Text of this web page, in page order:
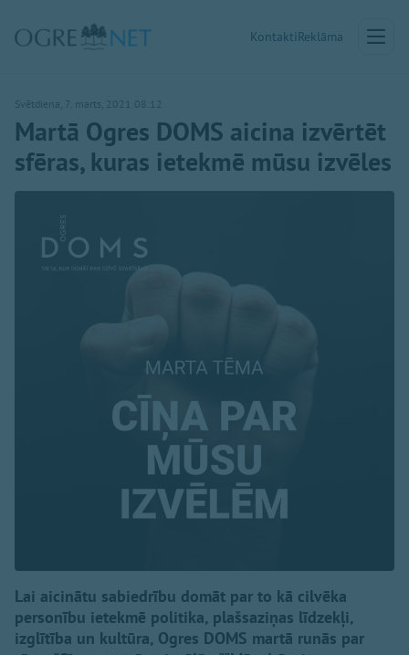
KontaktiReklāma
Svētdiena, 7. marts, 2021 08:12
Martā Ogres DOMS aicina izvērtēt
sfēras, kuras ietekmē mūsu izvēles
Lai aicinātu sabiedrību domāt par to kā cilvēka
personību ietekmē politika, plašsaziņas līdzekļi,
izglītība un kultūra, Ogres DOMS martā runās par